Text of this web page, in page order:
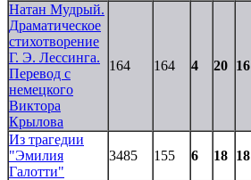
Натан Мудрый.
Драматическое
стихотворение
Г. Э. Лессинга.
Перевод с
немецкого
Виктора
Крылова
164 164 4 20 16
Из трагедии
"Эмилия
Галотти"
3485 155 6 18 18